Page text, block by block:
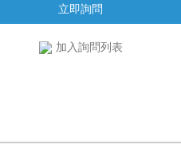
立即詢問
加入詢問列表